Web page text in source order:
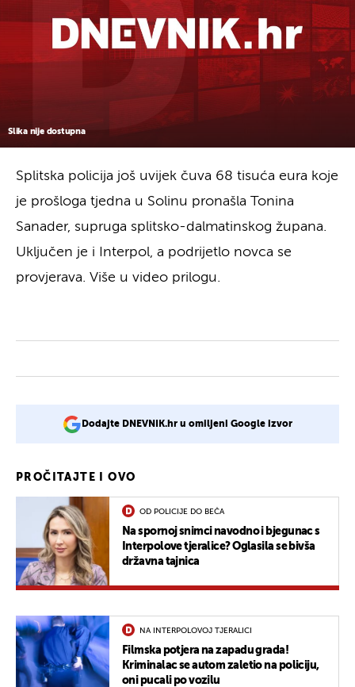
Slika nije dostupna
Splitska policija još uvijek čuva 68 tisuća eura koje
je prošloga tjedna u Solinu pronašla Tonina
Sanader, supruga splitsko-dalmatinskog župana.
Uključen je i Interpol, a podrijetlo novca se
provjerava. Više u video prilogu.
Dodajte DNEVNIK.hr u omiljeni Google izvor
PROČITAJTE I OVO
OD POLICIJE DO BEČA
Na spornoj snimci navodno i bjegunac s
Interpolove tjeralice? Oglasila se bivša
državna tajnica
NA INTERPOLOVOJ TJERALICI
Filmska potjera na zapadu grada!
Kriminalac se autom zaletio na policiju,
oni pucali po vozilu